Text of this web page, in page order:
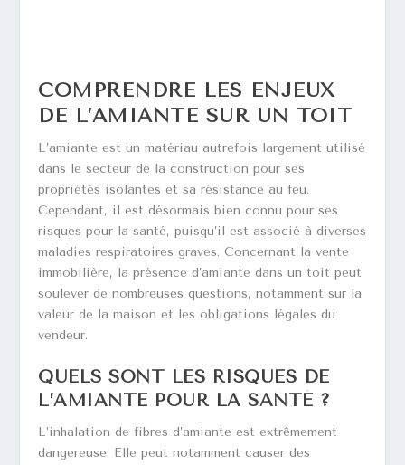
COMPRENDRE LES ENJEUX
DE L’AMIANTE SUR UN TOIT
L’amiante est un matériau autrefois largement utilisé
dans le secteur de la construction pour ses
propriétés isolantes et sa résistance au feu.
Cependant, il est désormais bien connu pour ses
risques pour la santé, puisqu’il est associé à diverses
maladies respiratoires graves. Concernant la vente
immobilière, la présence d’amiante dans un toit peut
soulever de nombreuses questions, notamment sur la
valeur de la maison et les obligations légales du
vendeur.
QUELS SONT LES RISQUES DE
L’AMIANTE POUR LA SANTÉ ?
L’inhalation de fibres d’amiante est extrêmement
dangereuse. Elle peut notamment causer des